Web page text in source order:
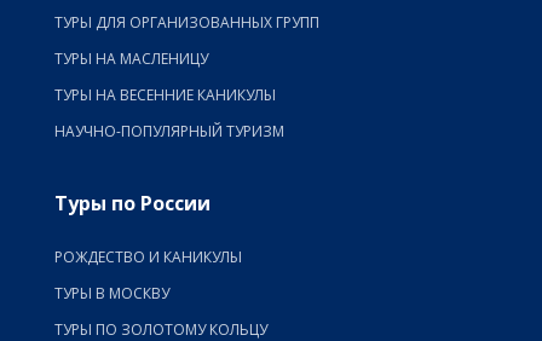
ТУРЫ ДЛЯ ОРГАНИЗОВАННЫХ ГРУПП
ТУРЫ НА МАСЛЕНИЦУ
ТУРЫ НА ВЕСЕННИЕ КАНИКУЛЫ
НАУЧНО-ПОПУЛЯРНЫЙ ТУРИЗМ
Туры по России
РОЖДЕСТВО И КАНИКУЛЫ
ТУРЫ В МОСКВУ
ТУРЫ ПО ЗОЛОТОМУ КОЛЬЦУ